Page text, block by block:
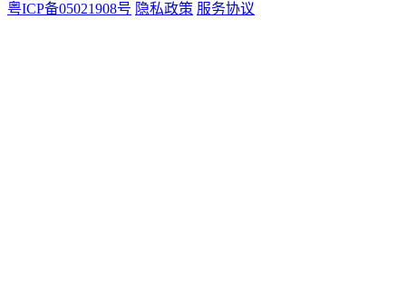
粤ICP备05021908号 隐私政策 服务协议